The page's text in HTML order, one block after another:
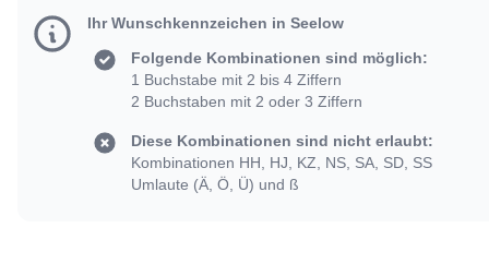
Ihr Wunschkennzeichen in Seelow
Folgende Kombinationen sind möglich:
1 Buchstabe mit 2 bis 4 Ziffern
2 Buchstaben mit 2 oder 3 Ziffern
Diese Kombinationen sind nicht erlaubt:
Kombinationen HH, HJ, KZ, NS, SA, SD, SS
Umlaute (Ä, Ö, Ü) und ß